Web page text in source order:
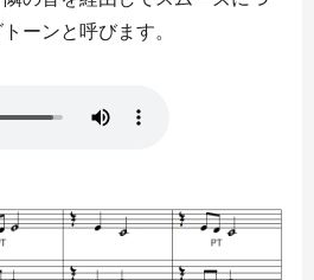
ーンと呼びます。